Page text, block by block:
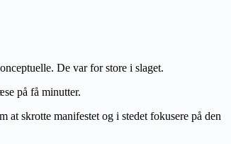
De var for store i slaget.
på få minutter.
at skrotte manifestet og i stedet fokusere på den